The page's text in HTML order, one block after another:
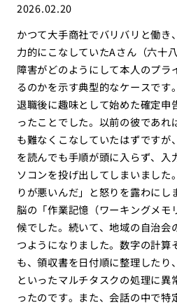
2026.02.20
かつて大手商社でバリバリと働き
力的にこなしていたAさん（六十
障害がどのようにして本人のプラ
るのかを示す典型的なケースです
退職後に趣味として始めた確定申
ったことでした。以前の彼であれ
も難なくこなしていたはずですが
を読んでも手順が頭に入らず、入
ソコンを投げ出してしまいまし
りが悪いんだ」と怒りを露わにし
脳の「作業記憶（ワーキングメモ
候でした。続いて、地域の自治会
つようになりました。数字の計算
も、領収書を日付順に整理したり
といったマルチタスクの処理に
ったのです。また、会話の中で特